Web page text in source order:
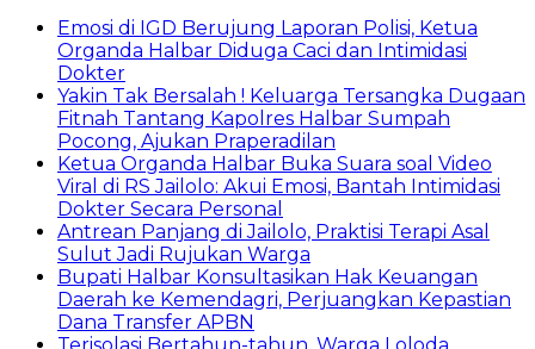
Emosi di IGD Berujung Laporan Polisi, Ketua
Organda Halbar Diduga Caci dan Intimidasi
Dokter
Yakin Tak Bersalah ! Keluarga Tersangka Dugaan
Fitnah Tantang Kapolres Halbar Sumpah
Pocong, Ajukan Praperadilan
Ketua Organda Halbar Buka Suara soal Video
Viral di RS Jailolo: Akui Emosi, Bantah Intimidasi
Dokter Secara Personal
Antrean Panjang di Jailolo, Praktisi Terapi Asal
Sulut Jadi Rujukan Warga
Bupati Halbar Konsultasikan Hak Keuangan
Daerah ke Kemendagri, Perjuangkan Kepastian
Dana Transfer APBN
Terisolasi Bertahun-tahun, Warga Loloda